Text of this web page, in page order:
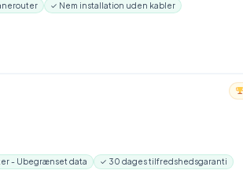
✓ Nem installation uden kabler
- Ubegrænset data ✓ 30 dages tilfredshedsgaranti